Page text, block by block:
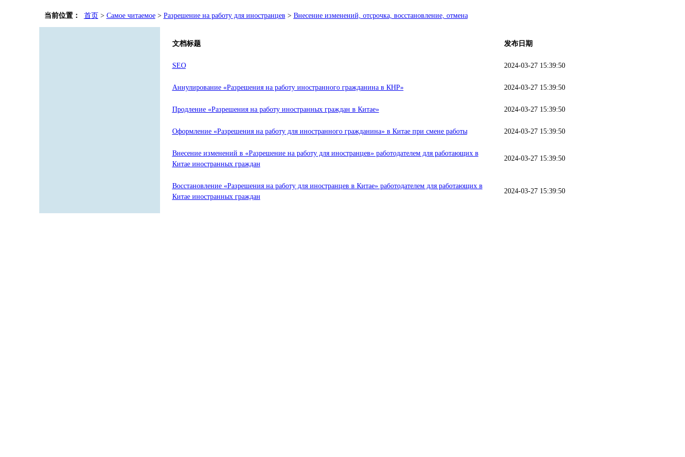
当前位置： 首页> Самое читаемое> Разрешение на работу для иностранцев > Внесение изменений, отсрочка, восстановление, отмена
文档标题 发布日期
SEO 2024-03-27 15:39:50
Аннулирование «Разрешения на работу иностранного гражданина в КНР» 2024-03-27 15:39:50
Продление «Разрешения на работу иностранных граждан в Китае» 2024-03-27 15:39:50
Оформление «Разрешения на работу для иностранного гражданина» в Китае при смене работы 2024-03-27 15:39:50
Внесение изменений в «Разрешение на работу для иностранцев» работодателем для работающих в
Китае иностранных граждан
2024-03-27 15:39:50
Восстановление «Разрешения на работу для иностранцев в Китае» работодателем для работающих в
Китае иностранных граждан
2024-03-27 15:39:50